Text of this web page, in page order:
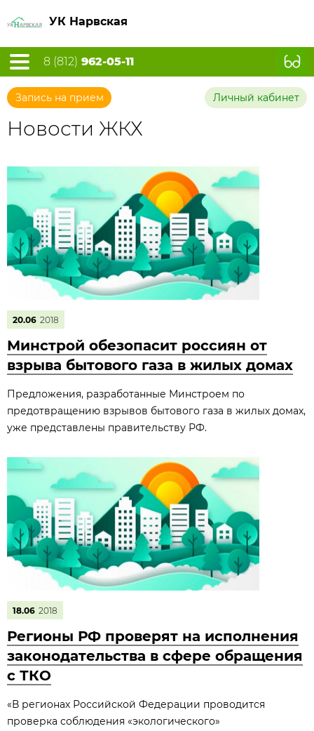
УК Нарвская
8 (812) 962-05-11
Запись на прием Личный кабинет
Новости ЖКХ
20.06 2018
Минстрой обезопасит россиян от
взрыва бытового газа в жилых домах
Предложения, разработанные Минстроем по
предотвращению взрывов бытового газа в жилых домах,
уже представлены правительству РФ.
18.06 2018
Регионы РФ проверят на исполнения
законодательства в сфере обращения
с ТКО
«В регионах Российской Федерации проводится
проверка соблюдения «экологического»